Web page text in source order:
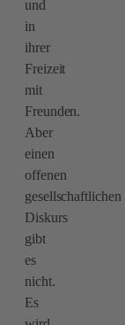
und
in
ihrer
Freizeit
mit
Freunden.
Aber
einen
offenen
gesellschaftlichen
Diskurs
gibt
es
nicht.
Es